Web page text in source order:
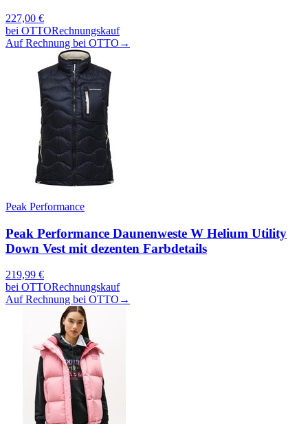
227,00 €
bei OTTORechnungskauf
Auf Rechnung bei OTTO →
Peak Performance
Peak Performance Daunenweste W Helium Utility
Down Vest mit dezenten Farbdetails
219,99 €
bei OTTORechnungskauf
Auf Rechnung bei OTTO →